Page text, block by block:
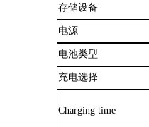
存储设备
电源
电池类型
充电选择
Charging time